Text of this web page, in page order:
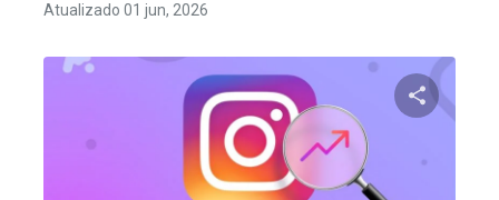
Atualizado 01 jun, 2026